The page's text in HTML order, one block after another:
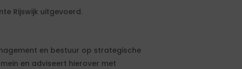
Rijswijk uitgevoerd.
en bestuur op strategische
en adviseert hierover met